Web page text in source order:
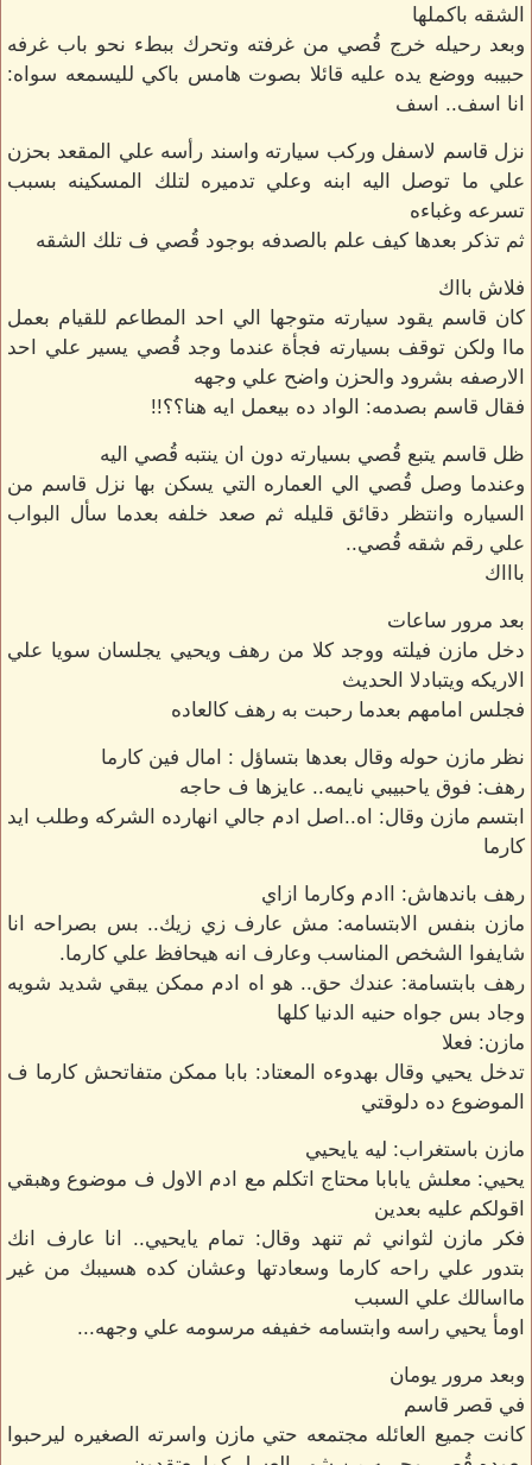
الشقه باكملها
وبعد رحيله خرج قُصي من غرفته وتحرك ببطء نحو باب غرفه
حبيبه ووضع يده عليه قائلا بصوت هامس باكي لليسمعه سواه:
انا اسف.. اسف
نزل قاسم لاسفل وركب سيارته واسند رأسه علي المقعد بحزن
علي ما توصل اليه ابنه وعلي تدميره لتلك المسكينه بسبب
تسرعه وغباءه
ثم تذكر بعدها كيف علم بالصدفه بوجود قُصي ف تلك الشقه
فلاش بااك
كان قاسم يقود سيارته متوجها الي احد المطاعم للقيام بعمل
ماا ولكن توقف بسيارته فجأة عندما وجد قُصي يسير علي احد
الارصفه بشرود والحزن واضح علي وجهه
فقال قاسم بصدمه: الواد ده بيعمل ايه هنا؟؟!!
ظل قاسم يتبع قُصي بسيارته دون ان ينتبه قُصي اليه
وعندما وصل قُصي الي العماره التي يسكن بها نزل قاسم من
السياره وانتظر دقائق قليله ثم صعد خلفه بعدما سأل البواب
علي رقم شقه قُصي..
باااك
بعد مرور ساعات
دخل مازن فيلته ووجد كلا من رهف ويحيي يجلسان سويا علي
الاريكه ويتبادلا الحديث
فجلس امامهم بعدما رحبت به رهف كالعاده
نظر مازن حوله وقال بعدها بتساؤل : امال فين كارما
رهف: فوق ياحبيبي نايمه.. عايزها ف حاجه
ابتسم مازن وقال: اه..اصل ادم جالي انهارده الشركه وطلب ايد
كارما
رهف باندهاش: اادم وكارما ازاي
مازن بنفس الابتسامه: مش عارف زي زيك.. بس بصراحه انا
شايفوا الشخص المناسب وعارف انه هيحافظ علي كارما.
رهف بابتسامة: عندك حق.. هو اه ادم ممكن يبقي شديد شويه
وجاد بس جواه حنيه الدنيا كلها
مازن: فعلا
تدخل يحيي وقال بهدوءه المعتاد: بابا ممكن متفاتحش كارما ف
الموضوع ده دلوقتي
مازن باستغراب: ليه يايحيي
يحيي: معلش يابابا محتاج اتكلم مع ادم الاول ف موضوع وهبقي
اقولكم عليه بعدين
فكر مازن لثواني ثم تنهد وقال: تمام يايحيي.. انا عارف انك
بتدور علي راحه كارما وسعادتها وعشان كده هسيبك من غير
مااسالك علي السبب
اومأ يحيي راسه وابتسامه خفيفه مرسومه علي وجهه...
وبعد مرور يومان
في قصر قاسم
كانت جميع العائله مجتمعه حتي مازن واسرته الصغيره ليرحبوا